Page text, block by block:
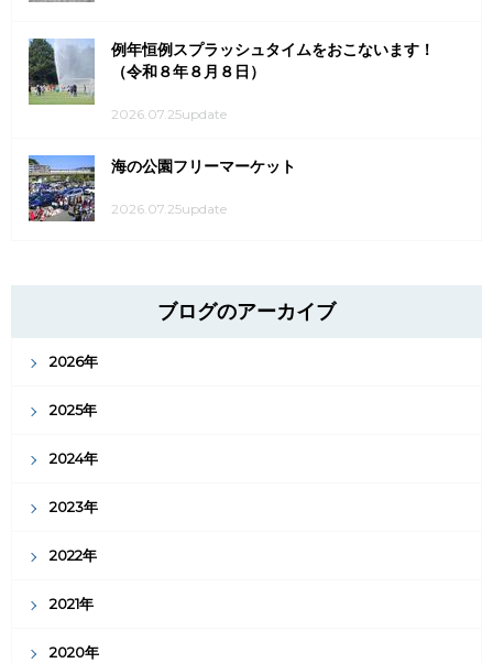
例年恒例スプラッシュタイムをおこないます！
（令和８年８月８日）
2026.07.25update
海の公園フリーマーケット
2026.07.25update
ブログのアーカイブ
2026年
2025年
2024年
2023年
2022年
2021年
2020年